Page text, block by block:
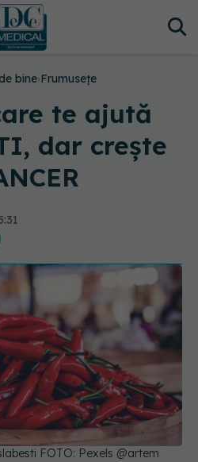
bine›Frumusețe
te ajută
dar crește
FOTO: Pexels @artem